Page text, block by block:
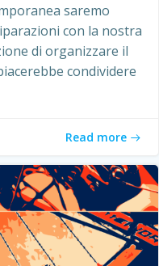
saremo
con la nostra
di organizzare il
condividere
Read more